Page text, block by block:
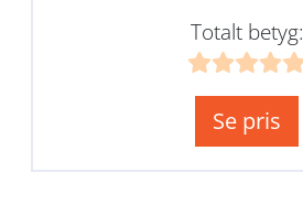
Totalt betyg:
Se pris